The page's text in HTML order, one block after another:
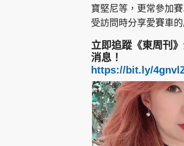
寶堅尼等，更常參加
受訪問時分享愛賽車
立即追蹤《東周刊
消息！
https://bit.ly/